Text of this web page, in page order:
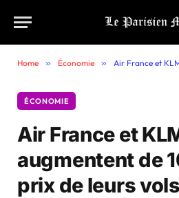
Home » Économie » Air France et KLM
ÉCONOMIE
Air France et
augmentent de
prix de leurs